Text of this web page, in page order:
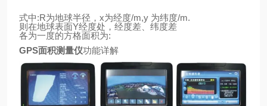
式中:R为地球半径， x为经度/m,y 为纬度/m.
则 在地球表面Y经度处，经度差、纬度差
各为一度的方格面积为:
GPS面积测量仪功能详解